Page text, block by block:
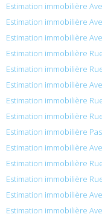
Estimation immobilière
Estimation immobilière
Estimation immobilière
Estimation immobilière
Estimation immobilière
Estimation immobilière
Estimation immobilière
Estimation immobilière
Estimation immobilière
Estimation immobilière
Estimation immobilière
Estimation immobilière
Estimation immobilière
Estimation immobilière